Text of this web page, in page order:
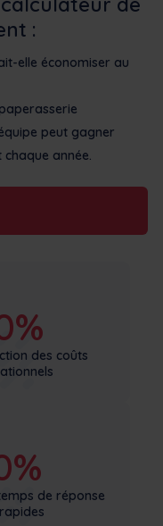
:
elle économiser au
peut gagner
année.
des coûts
de réponse